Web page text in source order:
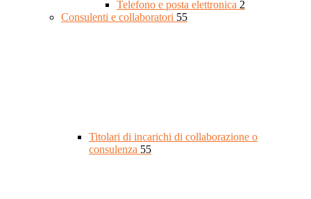
Telefono e posta elettronica 2
Consulenti e collaboratori 55
Titolari di incarichi di collaborazione o
consulenza 55